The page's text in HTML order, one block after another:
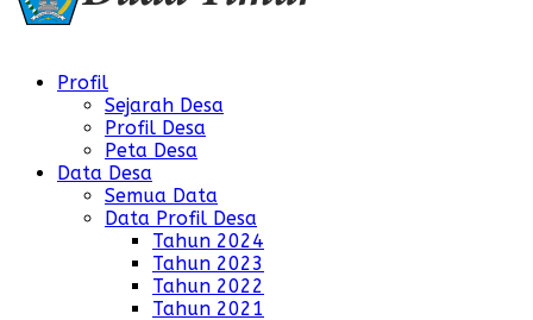
Profil
Sejarah Desa
Profil Desa
Peta Desa
Data Desa
Semua Data
Data Profil Desa
Tahun 2024
Tahun 2023
Tahun 2022
Tahun 2021